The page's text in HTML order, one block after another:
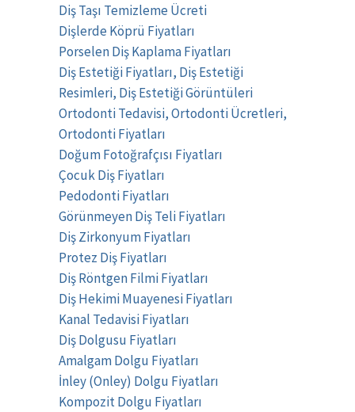
Diş Taşı Temizleme Ücreti
Dişlerde Köprü Fiyatları
Porselen Diş Kaplama Fiyatları
Diş Estetiği Fiyatları, Diş Estetiği
Resimleri, Diş Estetiği Görüntüleri
Ortodonti Tedavisi, Ortodonti Ücretleri,
Ortodonti Fiyatları
Doğum Fotoğrafçısı Fiyatları
Çocuk Diş Fiyatları
Pedodonti Fiyatları
Görünmeyen Diş Teli Fiyatları
Diş Zirkonyum Fiyatları
Protez Diş Fiyatları
Diş Röntgen Filmi Fiyatları
Diş Hekimi Muayenesi Fiyatları
Kanal Tedavisi Fiyatları
Diş Dolgusu Fiyatları
Amalgam Dolgu Fiyatları
İnley (Onley) Dolgu Fiyatları
Kompozit Dolgu Fiyatları